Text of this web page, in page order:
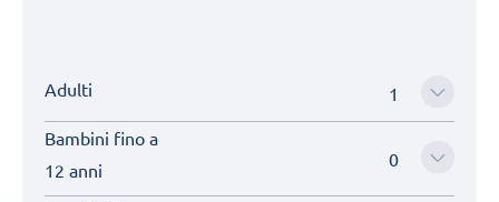
Adulti
Bambini fino a
12 anni